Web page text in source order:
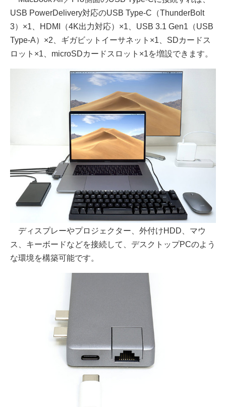
USB PowerDelivery対応のUSB Type-C（ThunderBolt
3）×1、HDMI（4K出力対応）×1、USB 3.1 Gen1（USB
Type-A）×2、ギガビットイーサネット×1、SDカードス
ロット×1、microSDカードスロット×1を増設できます。
ディスプレーやプロジェクター、外付けHDD、マウ
ス、キーボードなどを接続して、デスクトップPCのよう
な環境を構築可能です。